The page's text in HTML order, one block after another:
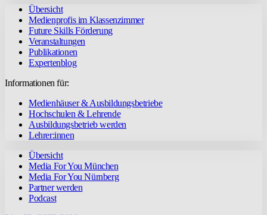
Übersicht
Medienprofis im Klassenzimmer
Future Skills Förderung
Veranstaltungen
Publikationen
Expertenblog
Informationen für:
Medienhäuser & Ausbildungsbetriebe
Hochschulen & Lehrende
Ausbildungsbetrieb werden
Lehrer:innen
Übersicht
Media For You München
Media For You Nürnberg
Partner werden
Podcast